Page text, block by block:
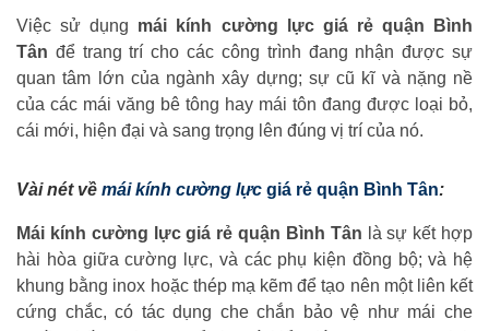
Việc sử dụng mái kính cường lực giá rẻ quận Bình
Tân để trang trí cho các công trình đang nhận được sự
quan tâm lớn của ngành xây dựng; sự cũ kĩ và nặng nề
của các mái văng bê tông hay mái tôn đang được loại bỏ,
cái mới, hiện đại và sang trọng lên đúng vị trí của nó.
Vài nét về mái kính cường lực giá rẻ quận Bình Tân:
Mái kính cường lực giá rẻ quận Bình Tân là sự kết hợp
hài hòa giữa cường lực, và các phụ kiện đồng bộ; và hệ
khung bằng inox hoặc thép mạ kẽm để tạo nên một liên kết
cứng chắc, có tác dụng che chắn bảo vệ như mái che